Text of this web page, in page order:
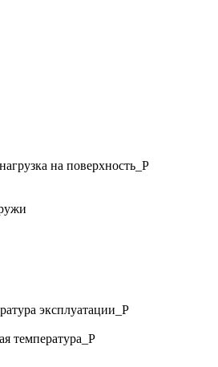
на поверхность_P
эксплуатации_Р
температура_Р